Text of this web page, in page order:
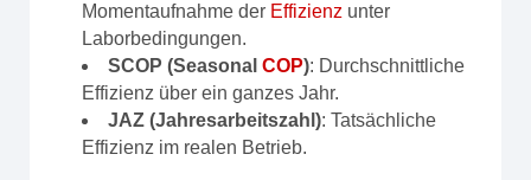
Momentaufnahme der Effizienz unter
Laborbedingungen.
SCOP (Seasonal COP): Durchschnittliche
Effizienz über ein ganzes Jahr.
JAZ (Jahresarbeitszahl): Tatsächliche
Effizienz im realen Betrieb.